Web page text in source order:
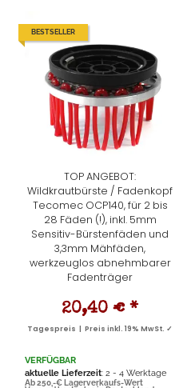
BESTSELLER
TOP ANGEBOT:
Wildkrautbürste / Fadenkopf
Tecomec OCP140, für 2 bis
28 Fäden (!), inkl. 5mm
Sensitiv-Bürstenfäden und
3,3mm Mähfäden,
werkzeuglos abnehmbarer
Fadenträger
20,40 € *
Tagespreis | Preis inkl. 19% MwSt. ✓
VERFÜGBAR
aktuelle Lieferzeit: 2 - 4 Werktage
Ab 250,-€ Lagerverkaufs-Wert